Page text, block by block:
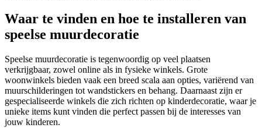
Waar te vinden en hoe te installeren van
speelse muurdecoratie
Speelse muurdecoratie is tegenwoordig op veel plaatsen
verkrijgbaar, zowel online als in fysieke winkels. Grote
woonwinkels bieden vaak een breed scala aan opties, variërend van
muurschilderingen tot wandstickers en behang. Daarnaast zijn er
gespecialiseerde winkels die zich richten op kinderdecoratie, waar je
unieke items kunt vinden die perfect passen bij de interesses van
jouw kinderen.